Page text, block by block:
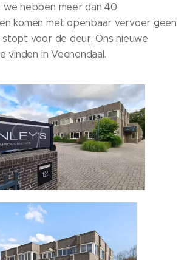
we hebben meer dan 40
komen met openbaar vervoer geen
voor de deur. Ons nieuwe
vinden in Veenendaal.